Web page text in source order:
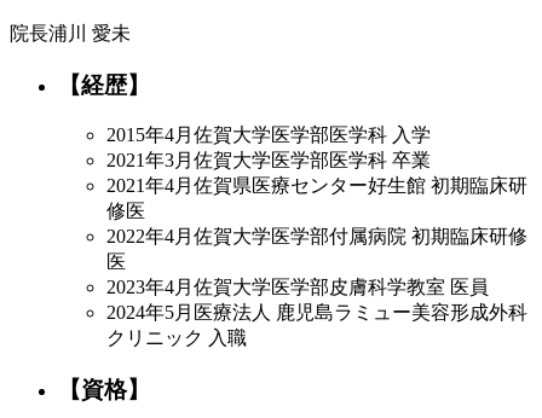
院長浦川 愛未
【経歴】
2015年4月 佐賀大学医学部医学科 入学
2021年3月 佐賀大学医学部医学科 卒業
2021年4月 佐賀県医療センター好生館 初期臨床研
修医
2022年4月 佐賀大学医学部付属病院 初期臨床研修
医
2023年4月 佐賀大学医学部皮膚科学教室 医員
2024年5月 医療法人 鹿児島ラミュー美容形成外科
クリニック 入職
【資格】